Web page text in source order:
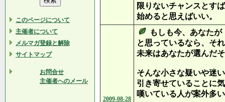
このページについて
主催者について
メルマガ登録と解除
サイトマップ
お問合せ
主催者へのメール
限りないチャンスとす
始めると思えばいい。
2009-08-28
もしも今、あなた
と思っているなら、そ
未来はあなたが選んだ
そんな小さな疑いや迷
引き寄せていることに
嘆いている人が案外多